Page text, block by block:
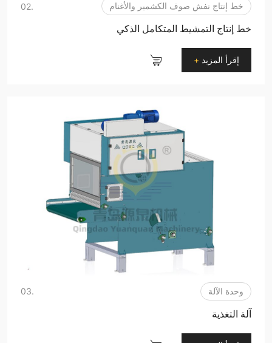
خط إنتاج نفش صوف الكشمير والأغنام .02
خط إنتاج التمشيط المتكامل الذكي
إقرأ المزيد +
وحدة الآلة .03
آلة التغذية